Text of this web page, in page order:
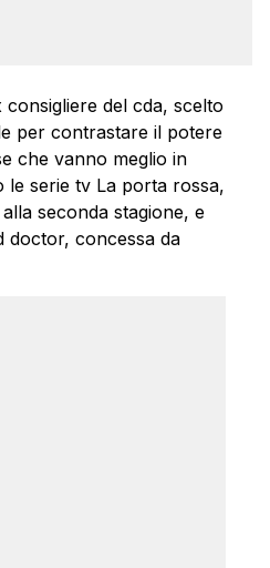
consigliere del cda, scelto
per contrastare il potere
che vanno meglio in
le serie tv La porta rossa,
seconda stagione, e
doctor, concessa da